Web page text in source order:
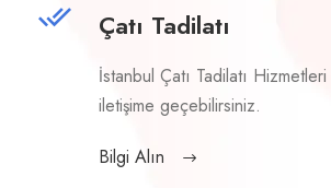
Çatı Tadilatı
İstanbul Çatı Tadilatı
iletişime geçebilirsiniz.
Bilgi Alın